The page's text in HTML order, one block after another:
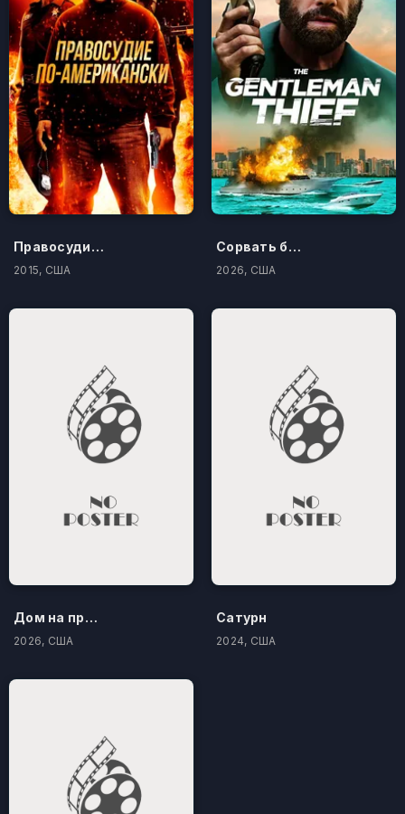
Правосудие по-американски
2015, США
Сорвать банк 3: Вор-джентльмен
2026, США
Дом на проклятом холме
2026, США
Сатурн
2024, США